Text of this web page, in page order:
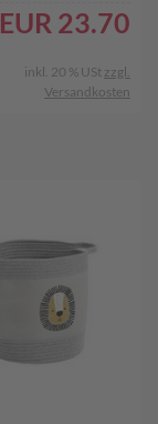
EUR 23.70
inkl. 20 % USt zzgl.
Versandkosten